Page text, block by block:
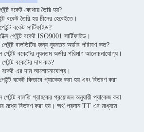
বকেট কোথায় তৈরি হয়?
বকেট তৈরি হয় চীনের হেবেইতে।
বকেট সার্টিফাইড?
পেইন্ট বকেট ISO9001 সার্টিফাইড।
পেইন্ট বালতিটির জন্য ন্যূনতম অর্ডার পরিমাণ কত?
পেইন্ট বকেটের ন্যূনতম অর্ডার পরিমাণ আলোচনাযোগ্য।
পেইন্ট বকেটের দাম কত?
বকেট এর দাম আলোচনাযোগ্য।
বকেট কিভাবে প্যাকেজ করা হয় এবং বিতরণ করা
পেইন্ট বালতি গ্রাহকের প্রয়োজন অনুযায়ী প্যাকেজ করা
মধ্যে বিতরণ করা হয়। অর্থ প্রদান TT এর মাধ্যমে